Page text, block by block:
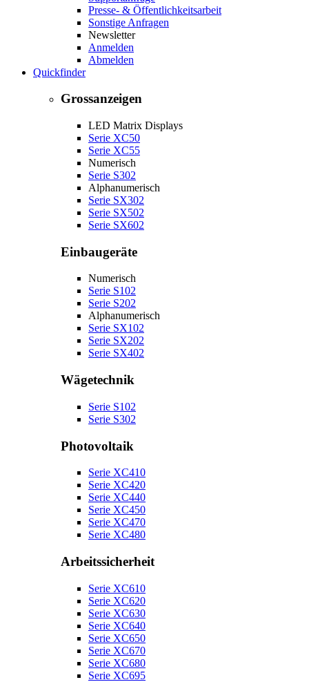
Presse- & Öffentlichkeitsarbeit
Sonstige Anfragen
Newsletter
Anmelden
Abmelden
Quickfinder
Grossanzeigen
LED Matrix Displays
Serie XC50
Serie XC55
Numerisch
Serie S302
Alphanumerisch
Serie SX302
Serie SX502
Serie SX602
Einbaugeräte
Numerisch
Serie S102
Serie S202
Alphanumerisch
Serie SX102
Serie SX202
Serie SX402
Wägetechnik
Serie S102
Serie S302
Photovoltaik
Serie XC410
Serie XC420
Serie XC440
Serie XC450
Serie XC470
Serie XC480
Arbeitssicherheit
Serie XC610
Serie XC620
Serie XC630
Serie XC640
Serie XC650
Serie XC670
Serie XC680
Serie XC695